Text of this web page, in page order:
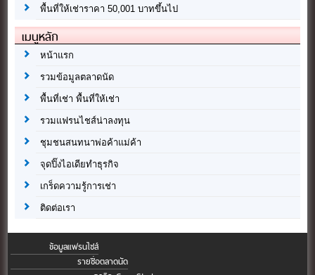
พื้นที่ให้เช่าราคา 50,001 บาทขึ้นไป
เมนูหลัก
หน้าแรก
รวมข้อมูลตลาดนัด
พื้นที่เช่า พื้นที่ให้เช่า
รวมแฟรนไชส์น่าลงทุน
ชุมชนสนทนาพ่อค้าแม่ค้า
จุดปิ๊งไอเดียทำธุรกิจ
เกร็ดความรู้การเช่า
ติดต่อเรา
ข้อมูลแฟรนไชส์
รายชื่อตลาดนัด